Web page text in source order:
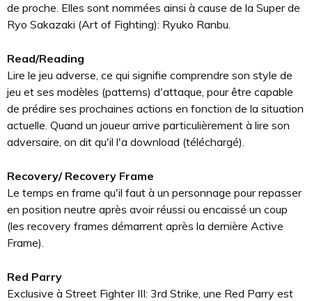
de proche. Elles sont nommées ainsi à cause de la Super de
Ryo Sakazaki (Art of Fighting): Ryuko Ranbu.
Read/Reading
Lire le jeu adverse, ce qui signifie comprendre son style de
jeu et ses modèles (patterns) d'attaque, pour être capable
de prédire ses prochaines actions en fonction de la situation
actuelle. Quand un joueur arrive particulièrement à lire son
adversaire, on dit qu'il l'a download (téléchargé).
Recovery/ Recovery Frame
Le temps en frame qu'il faut à un personnage pour repasser
en position neutre après avoir réussi ou encaissé un coup
(les recovery frames démarrent après la dernière Active
Frame).
Red Parry
Exclusive à Street Fighter III: 3rd Strike, une Red Parry est